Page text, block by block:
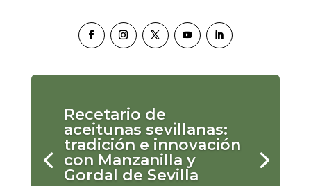
Recetario de
aceitunas sevillanas:
tradición e innovación
con Manzanilla y
Gordal de Sevilla